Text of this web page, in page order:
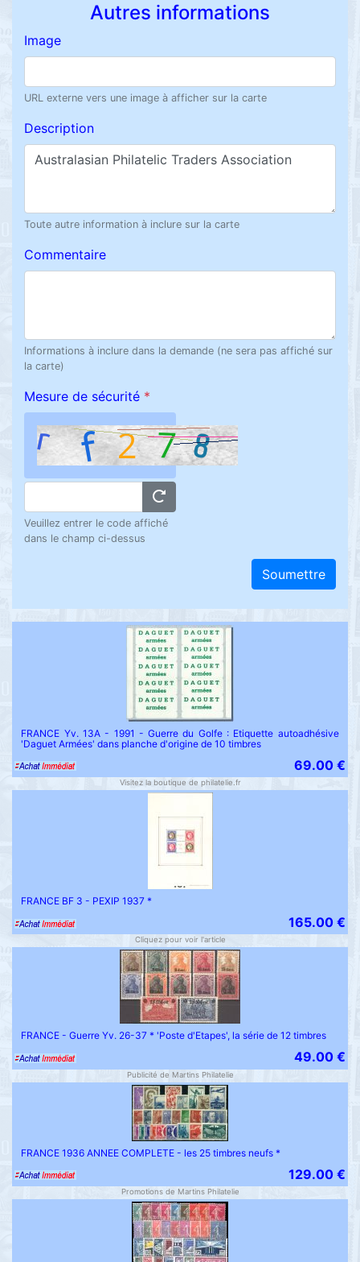
Autres informations
Image
URL externe vers une image à afficher sur la carte
Description
Toute autre information à inclure sur la carte
Commentaire
Informations à inclure dans la demande (ne sera pas affiché sur
la carte)
Mesure de sécurité *
Veuillez entrer le code affiché
dans le champ ci-dessus
Soumettre
FRANCE Yv. 13A - 1991 - Guerre du Golfe : Etiquette autoadhésive
'Daguet Armées' dans planche d'origine de 10 timbres
69.00 €
Visitez la boutique de philatelie.fr
FRANCE BF 3 - PEXIP 1937 *
165.00 €
Cliquez pour voir l'article
FRANCE - Guerre Yv. 26-37 * 'Poste d'Etapes', la série de 12 timbres
49.00 €
Publicité de Martins Philatelie
FRANCE 1936 ANNEE COMPLETE - les 25 timbres neufs *
129.00 €
Promotions de Martins Philatelie